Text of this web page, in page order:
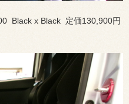
Black x Black 定価130,900円